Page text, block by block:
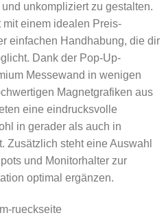
unkompliziert zu gestalten.
einem idealen Preis-
einfachen Handhabung, die dir
Dank der Pop-Up-
Messewand in wenigen
Magnetgrafiken aus
eine eindrucksvolle
in gerader als auch in
Zusätzlich steht eine Auswahl
und Monitorhalter zur
optimal ergänzen.